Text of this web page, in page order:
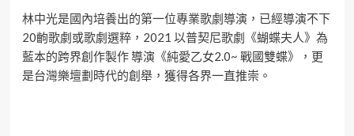
林中光是國內培養出的第一位專業歌劇導演，已經導演不下
20齣歌劇或歌劇選粹，2021 以普契尼歌劇《蝴蝶夫人》為
藍本的跨界創作製作 導演《純愛乙女2.0~ 戰國雙蝶》，更
是台灣樂壇劃時代的創舉，獲得各界一直推崇。